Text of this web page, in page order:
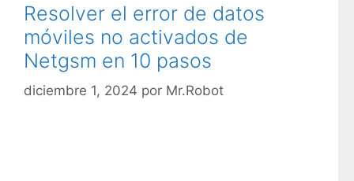
í
a
s
t
a
s
Resolver el error de datos
móviles no activados de
Netgsm en 10 pasos
diciembre 1, 2024 por Mr.Robot